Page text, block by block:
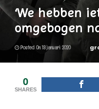
‘We hebben
omgebogen
Posted On 13 januari 2020
0
SHARES